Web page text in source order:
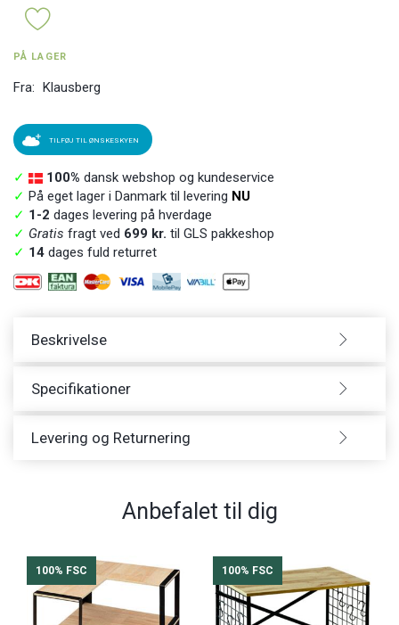
PÅ LAGER
Fra: Klausberg
TILFØJ TIL ØNSKESKYEN
✓ 100% dansk webshop og kundeservice
✓ På eget lager i Danmark til levering NU
✓ 1-2 dages levering på hverdage
✓ Gratis fragt ved 699 kr. til GLS pakkeshop
✓ 14 dages fuld returret
Beskrivelse
Specifikationer
Levering og Returnering
Anbefalet til dig
100% FSC 100% FSC